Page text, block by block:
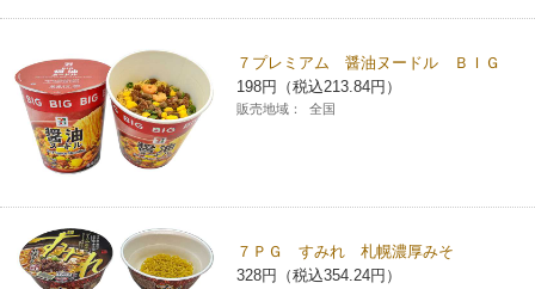
ソフトバンクギフト
７プレミアム 醤油ヌードル ＢＩＧ
198円（税込213.84円）
販売地域： 全国
７ＰＧ すみれ 札幌濃厚みそ
328円（税込354.24円）